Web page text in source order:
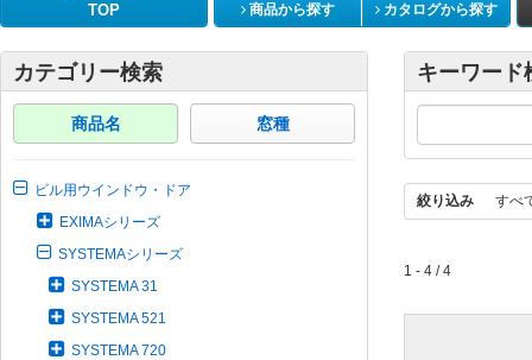
TOP
商品から探す カタログから探す
カテゴリー検索
商品名 窓種
ビル用ウインドウ・ドア
EXIMAシリーズ
SYSTEMAシリーズ
SYSTEMA 31
SYSTEMA 521
SYSTEMA 720
キーワード
絞り込み すべ
1 - 4 / 4